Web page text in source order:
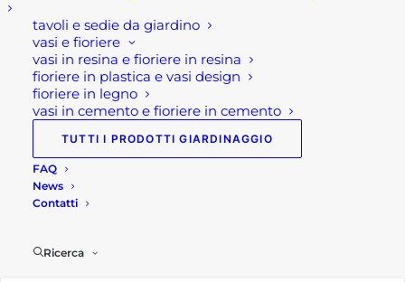
tavoli e sedie da giardino
vasi e fioriere
vasi in resina e fioriere in resina
fioriere in plastica e vasi design
fioriere in legno
vasi in cemento e fioriere in cemento
TUTTI I PRODOTTI GIARDINAGGIO
FAQ
News
Contatti
Ricerca
Telefono:035 617139
Email:info@rotacommerciale.it
Orari apertura
Dal lunedì al venerdì 7/12 – 13/19
Sabato 7/12
Privacy Policy